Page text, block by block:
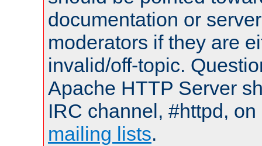
documentation or
moderators if they are
invalid/off-topic.
Apache HTTP Server
IRC channel, #httpd,
mailing lists.